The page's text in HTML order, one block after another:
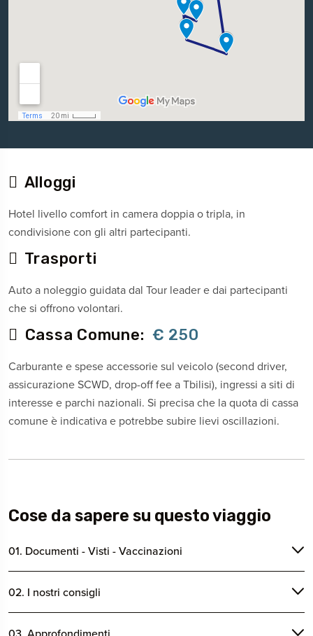
Alloggi
Hotel livello comfort in camera doppia o tripla, in
condivisione con gli altri partecipanti.
Trasporti
Auto a noleggio guidata dal Tour leader e dai partecipanti
che si offrono volontari.
Cassa Comune: € 250
Carburante e spese accessorie sul veicolo (second driver,
assicurazione SCWD, drop-off fee a Tbilisi), ingressi a siti di
interesse e parchi nazionali. Si precisa che la quota di cassa
comune è indicativa e potrebbe subire lievi oscillazioni.
Cose da sapere su questo viaggio
01. Documenti - Visti - Vaccinazioni
02. I nostri consigli